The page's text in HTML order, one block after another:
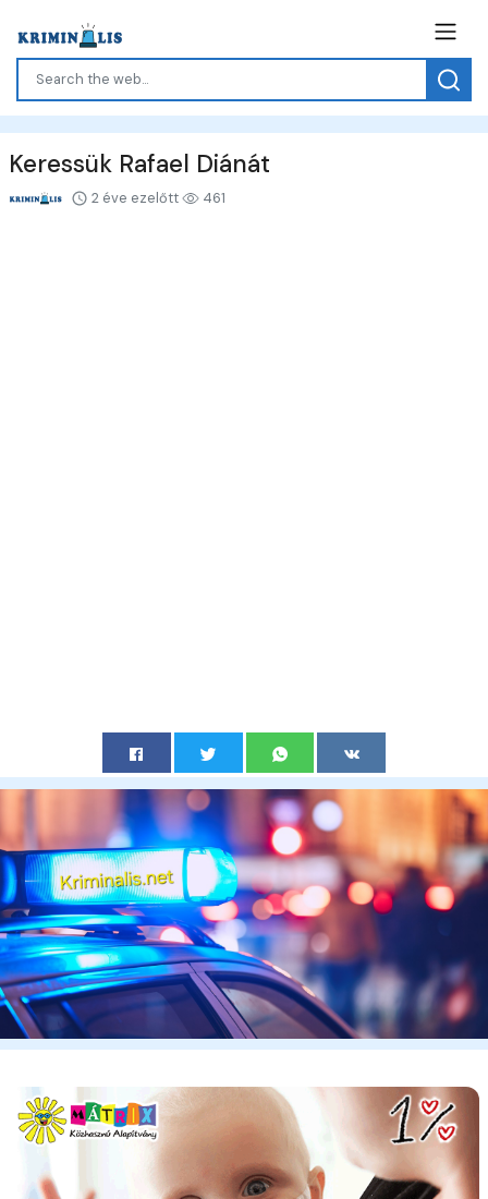
Keressük Rafael Diánát
2 éve ezelőtt 461